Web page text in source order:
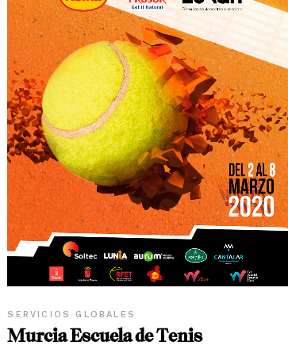
SERVICIOS GLOBALES
Murcia Escuela de Tenis